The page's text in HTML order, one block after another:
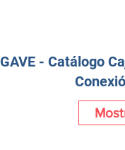
GAVE - Catálogo